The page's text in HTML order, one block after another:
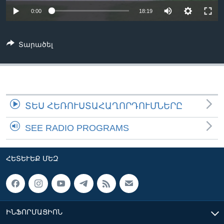
0:00 18:19
Տարածել
ՏԵՍ ՀԵՌՈՒՍՏԱՀԱՂՈՐԴՈՒՄՆԵՐԸ
SEE RADIO PROGRAMS
ՀԵՏԵՒԵՔ ՄԵԶ
ԻՆՖՈՐՄԱՑԻՈՆ